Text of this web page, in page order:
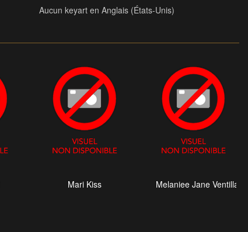
Aucun keyart en Anglais (États-Unis)
Mari Kiss Melaniee Jane Ventilla